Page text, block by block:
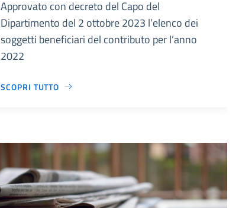
Approvato con decreto del Capo del
Dipartimento del 2 ottobre 2023 l’elenco dei
soggetti beneficiari del contributo per l’anno
2022
SCOPRI TUTTO